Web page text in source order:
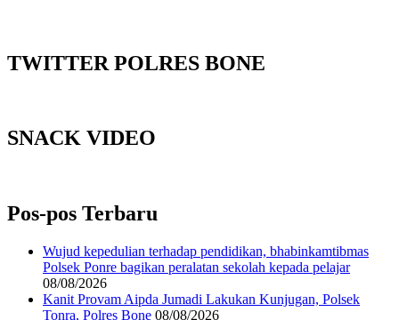
TWITTER POLRES BONE
SNACK VIDEO
Pos-pos Terbaru
Wujud kepedulian terhadap pendidikan, bhabinkamtibmas
Polsek Ponre bagikan peralatan sekolah kepada pelajar
08/08/2026
Kanit Provam Aipda Jumadi Lakukan Kunjugan, Polsek
Tonra, Polres Bone 08/08/2026